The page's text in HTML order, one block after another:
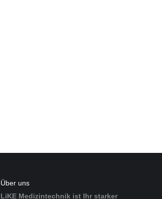
Über uns
LiKE Medizintechnik ist Ihr starker